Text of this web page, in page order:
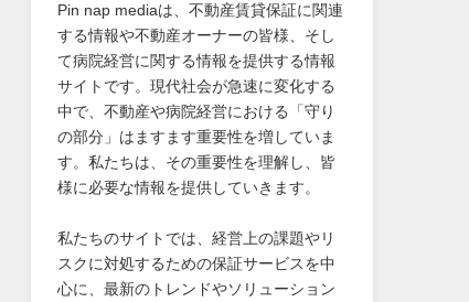
Pin nap mediaは、不動産賃貸保証に関連
する情報や不動産オーナーの皆様、そし
て病院経営に関する情報を提供する情報
サイトです。現代社会が急速に変化する
中で、不動産や病院経営における「守り
の部分」はますます重要性を増していま
す。私たちは、その重要性を理解し、皆
様に必要な情報を提供していきます。
私たちのサイトでは、経営上の課題やリ
スクに対処するための保証サービスを中
心に、最新のトレンドやソリューション